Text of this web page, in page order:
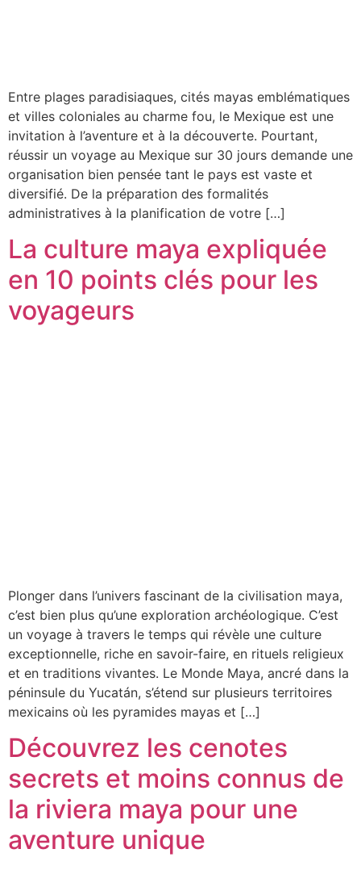
Entre plages paradisiaques, cités mayas emblématiques
et villes coloniales au charme fou, le Mexique est une
invitation à l’aventure et à la découverte. Pourtant,
réussir un voyage au Mexique sur 30 jours demande une
organisation bien pensée tant le pays est vaste et
diversifié. De la préparation des formalités
administratives à la planification de votre […]
La culture maya expliquée
en 10 points clés pour les
voyageurs
Plonger dans l’univers fascinant de la civilisation maya,
c’est bien plus qu’une exploration archéologique. C’est
un voyage à travers le temps qui révèle une culture
exceptionnelle, riche en savoir-faire, en rituels religieux
et en traditions vivantes. Le Monde Maya, ancré dans la
péninsule du Yucatán, s’étend sur plusieurs territoires
mexicains où les pyramides mayas et […]
Découvrez les cenotes
secrets et moins connus de
la riviera maya pour une
aventure unique